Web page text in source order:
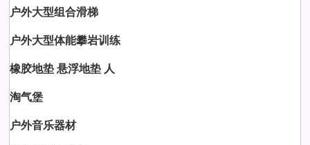
户外大型组合滑梯
户外大型体能攀岩训练
橡胶地垫 悬浮地垫 人
淘气堡
户外音乐器材